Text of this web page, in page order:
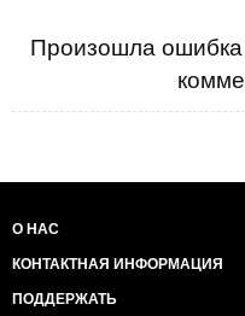
Произошла ошибка
О НАС
КОНТАКТНАЯ ИНФОРМАЦИЯ
ПОДДЕРЖАТЬ